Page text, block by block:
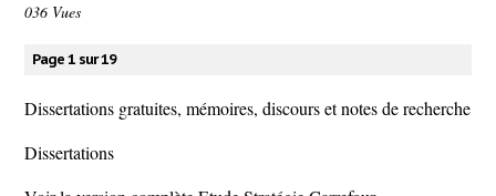
036 Vues
Page 1 sur 19
Dissertations gratuites, mémoires, discours et notes de recherche
Dissertations